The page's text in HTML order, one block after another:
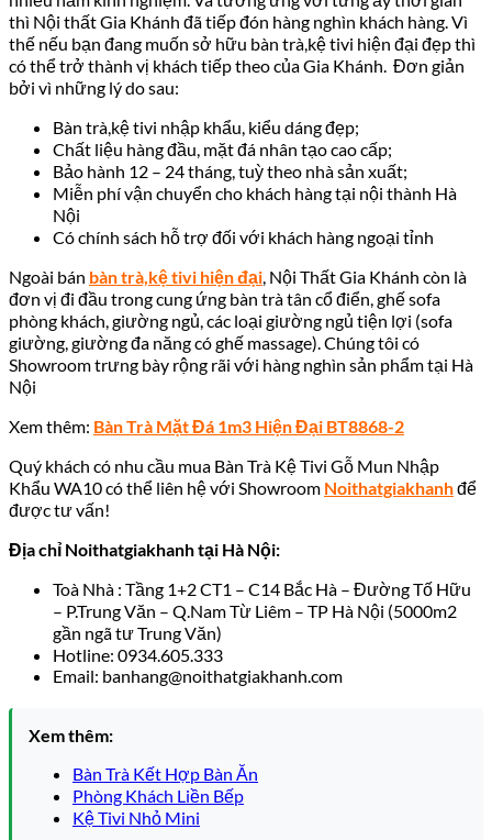
thì Nội thất Gia Khánh đã tiếp đón hàng nghìn khách hàng. Vì
thế nếu bạn đang muốn sở hữu bàn trà,kệ tivi hiện đại đẹp thì
có thể trở thành vị khách tiếp theo của Gia Khánh. Đơn giản
bởi vì những lý do sau:
Bàn trà,kệ tivi nhập khẩu, kiểu dáng đẹp;
Chất liệu hàng đầu, mặt đá nhân tạo cao cấp;
Bảo hành 12 – 24 tháng, tuỳ theo nhà sản xuất;
Miễn phí vận chuyển cho khách hàng tại nội thành Hà
Nội
Có chính sách hỗ trợ đối với khách hàng ngoại tỉnh
Ngoài bán bàn trà,kệ tivi hiện đại , Nội Thất Gia Khánh còn là
đơn vị đi đầu trong cung ứng bàn trà tân cổ điển, ghế sofa
phòng khách, giường ngủ, các loại giường ngủ tiện lợi (sofa
giường, giường đa năng có ghế massage). Chúng tôi có
Showroom trưng bày rộng rãi với hàng nghìn sản phẩm tại Hà
Nội
Xem thêm: Bàn Trà Mặt Đá 1m3 Hiện Đại BT8868-2
Quý khách có nhu cầu mua Bàn Trà Kệ Tivi Gỗ Mun Nhập
Khẩu WA10 có thể liên hệ với Showroom Noithatgiakhanhđể
được tư vấn!
Địa chỉ Noithatgiakhanh tại Hà Nội:
Toà Nhà : Tầng 1+2 CT1 – C14 Bắc Hà – Đường Tố Hữu
– P.Trung Văn – Q.Nam Từ Liêm – TP Hà Nội (5000m2
gần ngã tư Trung Văn)
Hotline: 0934.605.333
Email: banhang@noithatgiakhanh.com
Xem thêm:
Bàn Trà Kết Hợp Bàn Ăn
Phòng Khách Liền Bếp
Kệ Tivi Nhỏ Mini